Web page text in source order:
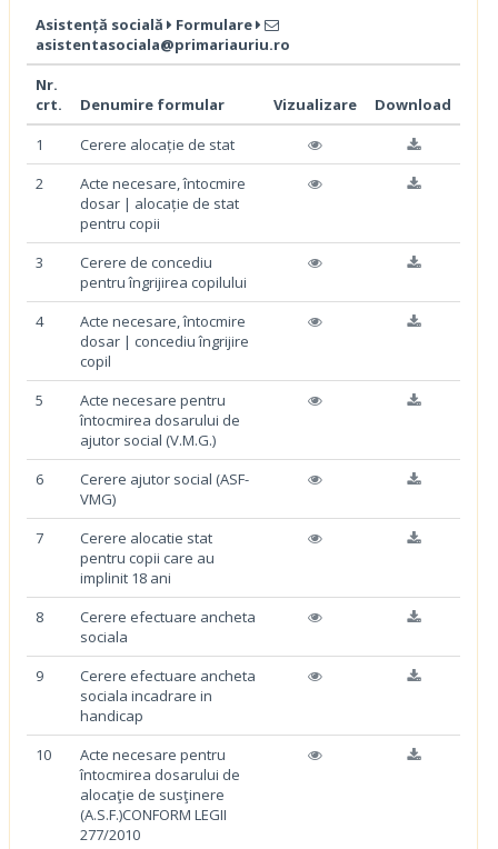
Asistență socială
Formulare
asistentasociala@primariauriu.ro
Nr.
crt.
Denumire formular Vizualizare
Download
1
Cerere alocație de stat
2
Acte necesare, întocmire
dosar | alocație de stat
pentru copii
3
Cerere de concediu
pentru îngrijirea copilului
4
Acte necesare, întocmire
dosar | concediu îngrijire
copil
5
Acte necesare pentru
întocmirea dosarului de
ajutor social (V.M.G.)
6
Cerere ajutor social (ASF-
VMG)
7
Cerere alocatie stat
pentru copii care au
implinit 18 ani
8
Cerere efectuare ancheta
sociala
9
Cerere efectuare ancheta
sociala incadrare in
handicap
10
Acte necesare pentru
întocmirea dosarului de
alocaţie de susţinere
(A.S.F.)CONFORM LEGII
277/2010